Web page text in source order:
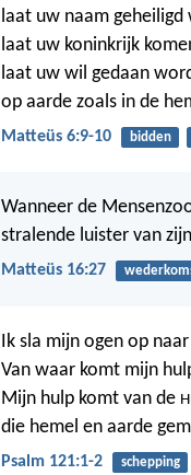
laat uw naam geheiligd
laat uw koninkrijk
laat uw wil gedaan
op aarde zoals in de
Matteüs 6:9-10 bidden
Wanneer de
stralende luister van
Matteüs 16:27
Ik sla mijn ogen op
Van waar komt mijn
Mijn hulp komt van de
die hemel en aarde
Psalm 121:1-2 schepping